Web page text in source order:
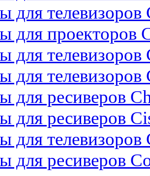
для телевизоров
для проекторов
для телевизоров
для телевизоров
для ресиверов
для ресиверов
для телевизоров
для ресиверов